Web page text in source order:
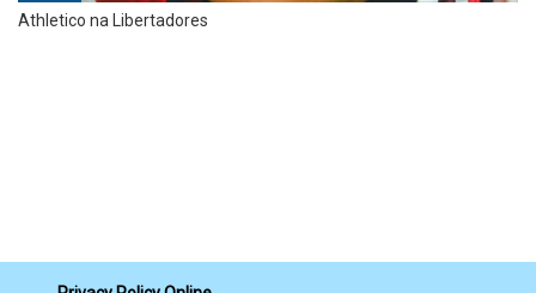
Athletico na Libertadores